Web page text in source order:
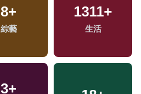
53+
影視
55+
兩岸